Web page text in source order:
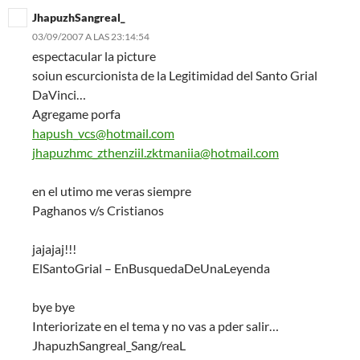
JhapuzhSangreal_
03/09/2007 A LAS 23:14:54
espectacular la picture
soiun escurcionista de la Legitimidad del Santo Grial
DaVinci…
Agregame porfa
hapush_vcs@hotmail.com
jhapuzhmc_zthenziil.zktmaniia@hotmail.com
en el utimo me veras siempre
Paghanos v/s Cristianos
jajajaj!!!
ElSantoGrial – EnBusquedaDeUnaLeyenda
bye bye
Interiorizate en el tema y no vas a pder salir…
JhapuzhSangreal_Sang/reaL